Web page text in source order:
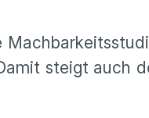
steigt auch